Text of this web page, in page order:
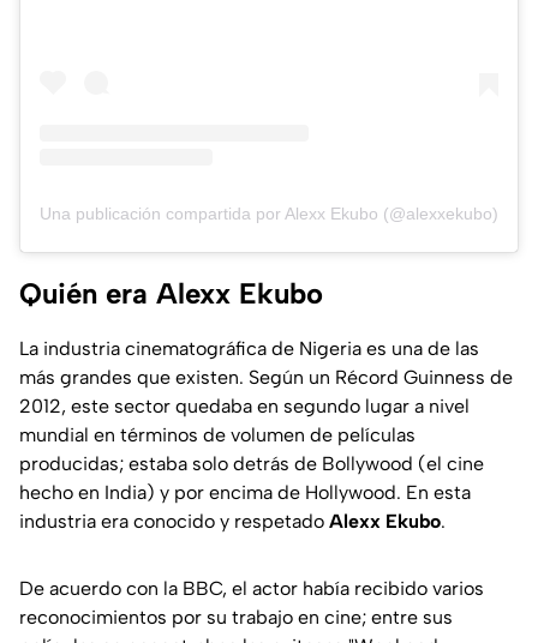
Una publicación compartida por Alexx Ekubo (@alexxekubo)
Quién era Alexx Ekubo
La industria cinematográfica de Nigeria es una de las
más grandes que existen. Según un Récord Guinness de
2012, este sector quedaba en segundo lugar a nivel
mundial en términos de volumen de películas
producidas; estaba solo detrás de Bollywood (el cine
hecho en India) y por encima de Hollywood. En esta
industria era conocido y respetado Alexx Ekubo.
De acuerdo con la BBC, el actor había recibido varios
reconocimientos por su trabajo en cine; entre sus